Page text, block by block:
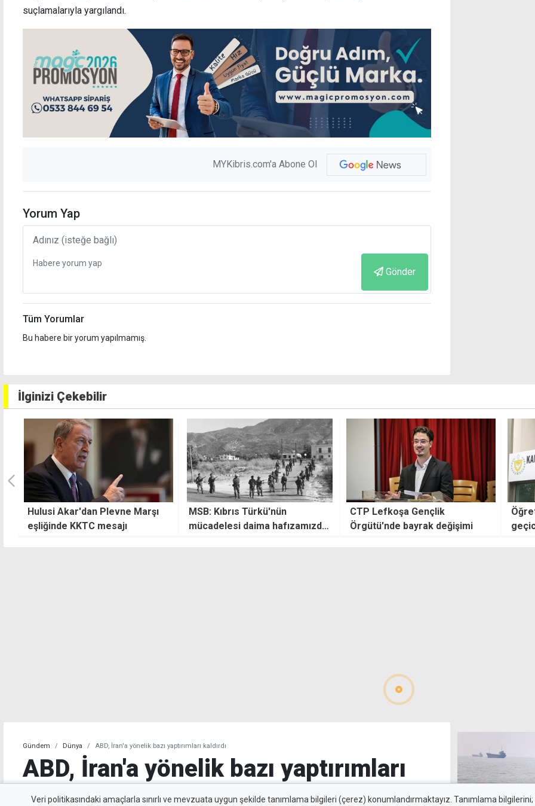
suçlamalarıyla yargılandı.
MYKibris.com'a Abone Ol
Yorum Yap
Gönder
Tüm Yorumlar
Bu habere bir yorum yapılmamış.
İlginizi Çekebilir
MSB: Kıbrıs Türkü'nün
mücadelesi daima hafızamızda
CTP Lefkoşa Gençlik
Örgütü'nde bayrak değişimi
Öğretmenlik sınavı sonrası
geçici listeye girenler branş
Gündem Dünya ABD, İran'a yönelik bazı yaptırımları kaldırdı
ABD, İran'a yönelik bazı yaptırımları
kaldırdı
Veri politikasındaki amaçlarla sınırlı ve mevzuata uygun şekilde tanımlama bilgileri (çerez) konumlandırmaktayız. Tanımlama